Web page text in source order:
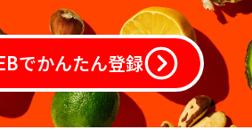
でかんたん登録